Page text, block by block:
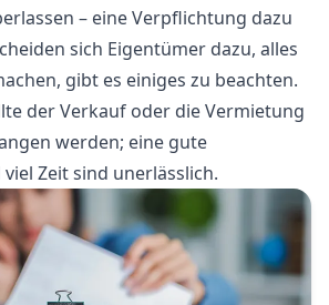
– eine Verpflichtung dazu
sich Eigentümer dazu, alles
gibt es einiges zu beachten.
der Verkauf oder die Vermietung
werden; eine gute
Zeit sind unerlässlich.